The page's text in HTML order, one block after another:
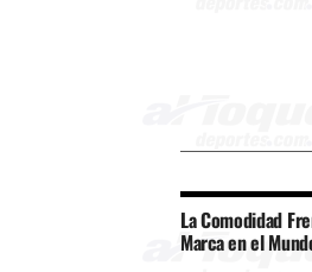
La Comodidad
Marca en el